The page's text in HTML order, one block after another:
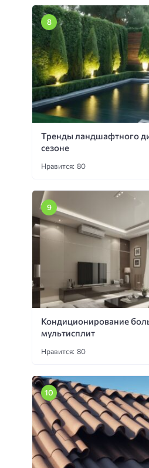
Тренды ландшафтного
сезоне
Нравится: 80
Кондиционирование
мультисплит
Нравится: 80